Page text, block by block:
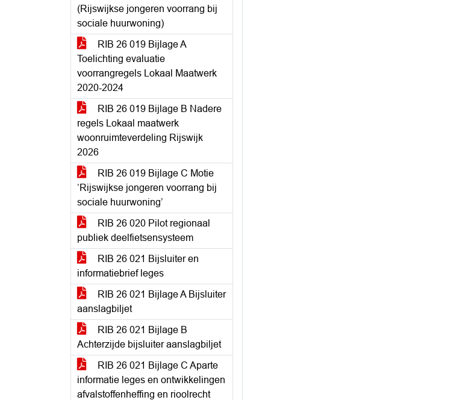
(Rijswijkse jongeren voorrang bij
sociale huurwoning)
RIB 26 019 Bijlage A
Toelichting evaluatie
voorrangregels Lokaal Maatwerk
2020-2024
RIB 26 019 Bijlage B Nadere
regels Lokaal maatwerk
woonruimteverdeling Rijswijk
2026
RIB 26 019 Bijlage C Motie
‘Rijswijkse jongeren voorrang bij
sociale huurwoning’
RIB 26 020 Pilot regionaal
publiek deelfietsensysteem
RIB 26 021 Bijsluiter en
informatiebrief leges
RIB 26 021 Bijlage A Bijsluiter
aanslagbiljet
RIB 26 021 Bijlage B
Achterzijde bijsluiter aanslagbiljet
RIB 26 021 Bijlage C Aparte
informatie leges en ontwikkelingen
afvalstoffenheffing en rioolrecht